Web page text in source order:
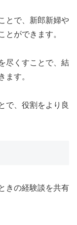
とで、新郎新婦や
とができます。
尽くすことで、結
ます。
で、役割をより良
きの経験談を共有